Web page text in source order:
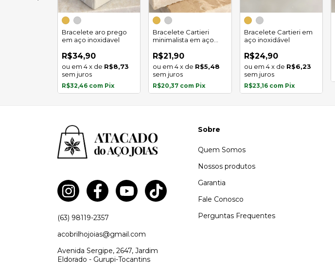
Bracelete aro prego
em aço inoxidavel
R$34,90
4x de R$8,73
sem juros
R$32,46 com Pix
Bracelete Cartieri
minimalista em aço
R$21,90
4 x de R$5,48
sem juros
R$20,37 com Pix
Bracelete Cartieri em
aço inoxidável
R$24,90
4 x de R$6,23
sem juros
R$23,16 com Pix
(63) 98119-2357
acobrilhojoias@gmail.com
Avenida Sergipe, 2647, Jardim
Eldorado - Gurupi-Tocantins
Sobre
Quem Somos
Nossos produtos
Garantia
Fale Conosco
Perguntas Frequentes